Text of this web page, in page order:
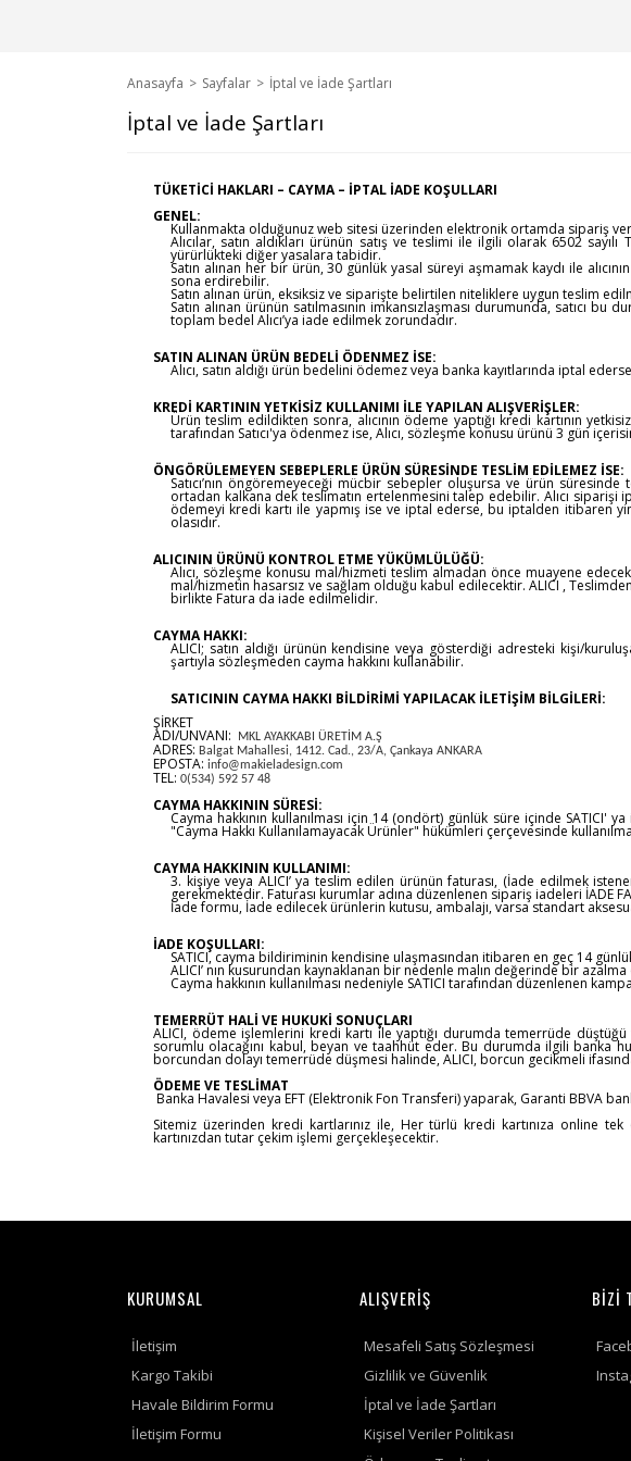
Anasayfa Sayfalar İptal ve İade Şartları
İptal ve İade Şartları
TÜKETİCİ HAKLARI – CAYMA – İPTAL İADE KOŞULLARI
GENEL:
Kullanmakta olduğunuz web sitesi üzerinden elektronik ortamda sipariş
Alıcılar, satın aldıkları ürünün satış ve teslimi ile ilgili olarak 6502
yürürlükteki diğer yasalara tabidir.
Satın alınan her bir ürün, 30 günlük yasal süreyi aşmamak kaydı ile
sona erdirebilir.
Satın alınan ürün, eksiksiz ve siparişte belirtilen niteliklere uygun teslim
Satın alınan ürünün satılmasının imkansızlaşması durumunda, satıcı
toplam bedel Alıcı’ya iade edilmek zorundadır.
SATIN ALINAN ÜRÜN BEDELİ ÖDENMEZ İSE:
Alıcı, satın aldığı ürün bedelini ödemez veya banka kayıtlarında iptal
KREDİ KARTININ YETKİSİZ KULLANIMI İLE YAPILAN ALIŞVERİŞLER:
Ürün teslim edildikten sonra, alıcının ödeme yaptığı kredi kartının
tarafından Satıcı'ya ödenmez ise, Alıcı, sözleşme konusu ürünü 3 gün
ÖNGÖRÜLEMEYEN SEBEPLERLE ÜRÜN SÜRESİNDE TESLİM EDİLEMEZ İSE:
Satıcı’nın öngöremeyeceği mücbir sebepler oluşursa ve ürün
ortadan kalkana dek teslimatın ertelenmesini talep edebilir. Alıcı
ödemeyi kredi kartı ile yapmış ise ve iptal ederse, bu iptalden itibaren
olasıdır.
ALICININ ÜRÜNÜ KONTROL ETME YÜKÜMLÜLÜĞÜ:
Alıcı, sözleşme konusu mal/hizmeti teslim almadan önce muayene
mal/hizmetin hasarsız ve sağlam olduğu kabul edilecektir. ALICI ,
birlikte Fatura da iade edilmelidir.
CAYMA HAKKI:
ALICI; satın aldığı ürünün kendisine veya gösterdiği adresteki kişi/
şartıyla sözleşmeden cayma hakkını kullanabilir.
SATICININ CAYMA HAKKI BİLDİRİMİ YAPILACAK İLETİŞİM BİLGİLERİ:
ŞİRKET
ADI/UNVANI: MKL AYAKKABI ÜRETİM A.Ş
ADRES: Balgat Mahallesi, 1412. Cad., 23/A, Çankaya ANKARA
EPOSTA: info@makieladesign.com
TEL: 0(534) 592 57 48
CAYMA HAKKININ SÜRESİ:
Cayma hakkının kullanılması için 14 (ondört) günlük süre içinde
"Cayma Hakkı Kullanılamayacak Ürünler" hükümleri çerçevesinde
CAYMA HAKKININ KULLANIMI:
3. kişiye veya ALICI’ ya teslim edilen ürünün faturası, (İade edilmek
gerekmektedir. Faturası kurumlar adına düzenlenen sipariş iadeleri İADE
İade formu, İade edilecek ürünlerin kutusu, ambalajı, varsa standart
İADE KOŞULLARI:
SATICI, cayma bildiriminin kendisine ulaşmasından itibaren en geç 14
ALICI’ nın kusurundan kaynaklanan bir nedenle malın değerinde bir
Cayma hakkının kullanılması nedeniyle SATICI tarafından düzenlenen
TEMERRÜT HALİ VE HUKUKİ SONUÇLARI
ALICI, ödeme işlemlerini kredi kartı ile yaptığı durumda temerrüde
sorumlu olacağını kabul, beyan ve taahhüt eder. Bu durumda ilgili banka
borcundan dolayı temerrüde düşmesi halinde, ALICI, borcun gecikmeli
ÖDEME VE TESLİMAT
Banka Havalesi veya EFT (Elektronik Fon Transferi) yaparak, Garanti BBVA
Sitemiz üzerinden kredi kartlarınız ile, Her türlü kredi kartınıza online
kartınızdan tutar çekim işlemi gerçekleşecektir.
KURUMSAL
İletişim
Kargo Takibi
Havale Bildirim Formu
İletişim Formu
ALIŞVERİŞ
Mesafeli Satış Sözleşmesi
Gizlilik ve Güvenlik
İptal ve İade Şartları
Kişisel Veriler Politikası
BİZİ